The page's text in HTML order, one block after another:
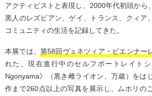
アクティビストと表現し、2000年代初頭から
黒人のレズビアン、ゲイ、トランス、クィア
コミュニティの生活を記録してきた。
本展では、第58回ヴェネツィア・ビエンナー
れた、現在進行中のセルフポートレイトシ
Ngonyama》（黒き雌ライオン、万歳）をは
作まで260点以上の写真を展示し、ムホリの